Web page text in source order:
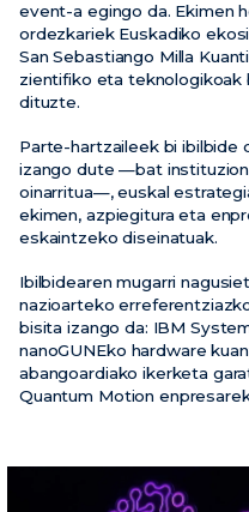
event-a egingo da. Ekimen
ordezkariek Euskadiko
San Sebastiango Milla
zientifiko eta
dituzte.
Parte-hartzaileek bi ibilbide
izango dute —bat
oinarritua—, euskal
ekimen, azpiegitura eta
eskaintzeko diseinatuak.
Ibilbidearen mugarri
nazioarteko
bisita izango da: IBM
nanoGUNEko hardware
abangoardiako ikerketa
Quantum Motion